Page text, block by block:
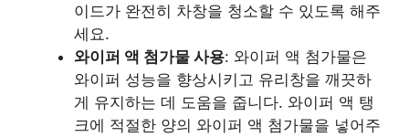
이드가 완전히 차창을 청소할 수 있도록 해주
세요.
와이퍼 액 첨가물 사용: 와이퍼 액 첨가물은
와이퍼 성능을 향상시키고 유리창을 깨끗하
게 유지하는 데 도움을 줍니다. 와이퍼 액 탱
크에 적절한 양의 와이퍼 액 첨가물을 넣어주